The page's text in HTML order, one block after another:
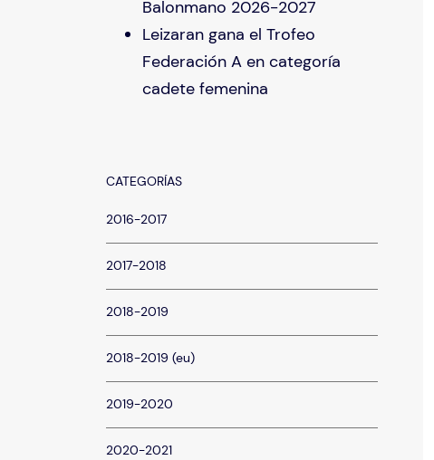
Balonmano 2026-2027
Leizaran gana el Trofeo
Federación A en categoría
cadete femenina
CATEGORÍAS
2016-2017
2017-2018
2018-2019
2018-2019 (eu)
2019-2020
2020-2021